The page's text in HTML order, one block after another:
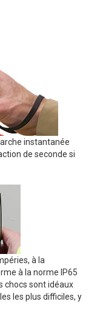
instantanée
de seconde si
à la
à la norme IP65
chocs sont idéaux
les plus difficiles, y